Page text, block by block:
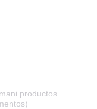
productos